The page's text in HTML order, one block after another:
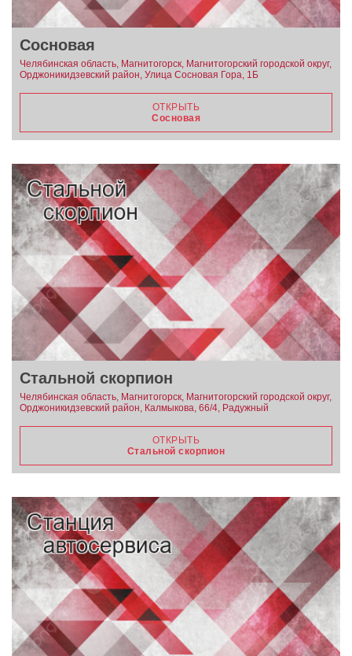
Сосновая
Челябинская область, Магнитогорск, Магнитогорский городской округ,
Орджоникидзевский район, Улица Сосновая Гора, 1Б
ОТКРЫТЬ
Сосновая
Стальной скорпион
Челябинская область, Магнитогорск, Магнитогорский городской округ,
Орджоникидзевский район, Калмыкова, 66/4, Радужный
ОТКРЫТЬ
Стальной скорпион